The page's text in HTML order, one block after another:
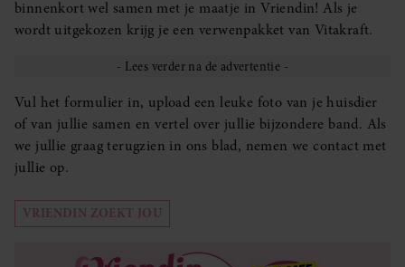
binnenkort wel samen met je maatje in Vriendin! Als je
wordt uitgekozen krijg je een verwenpakket van Vitakraft.
Vul het formulier in, upload een leuke foto van je huisdier
of van jullie samen en vertel over jullie bijzondere band. Als
we jullie graag terugzien in ons blad, nemen we contact met
jullie op.
VRIENDIN ZOEKT JOU